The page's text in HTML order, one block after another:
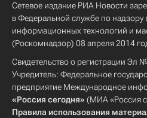
Сетевое издание РИА Новости
в Федеральной службе по надзору
информационных технологий и
(Роскомнадзор) 08 апреля 2014
Свидетельство о регистрации
Учредитель: Федеральное
предприятие Международное
«Россия сегодня» (МИА «Россия
Правила использования